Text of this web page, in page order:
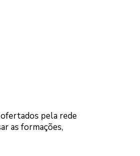
pela rede
as formações,